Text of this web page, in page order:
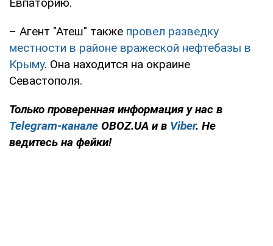
Евпаторию.
– Агент "Атеш" также провел разведку
местности в районе вражеской нефтебазы в
Крыму. Она находится на окраине
Севастополя.
Только проверенная информация у нас в
Telegram-канале OBOZ.UA и в Viber. Не
ведитесь на фейки!